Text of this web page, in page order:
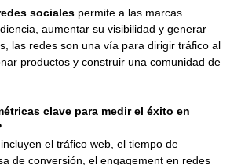
sociales permite a las marcas
aumentar su visibilidad y generar
las redes son una vía para dirigir tráfico al
productos y construir una comunidad de
clave para medir el éxito en
el tráfico web, el tiempo de
de conversión, el engagement en redes